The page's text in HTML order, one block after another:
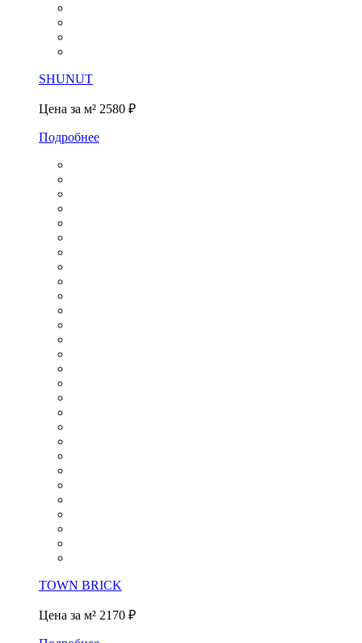
SHUNUT
Цена за м² 2580 ₽
Подробнее
TOWN BRICK
Цена за м² 2170 ₽